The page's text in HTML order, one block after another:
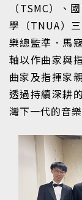
（TSMC）、
學（TNUA）
樂總監準．馬
軸以作曲家與
曲家及指揮家
透過持續深耕
灣下一代的音